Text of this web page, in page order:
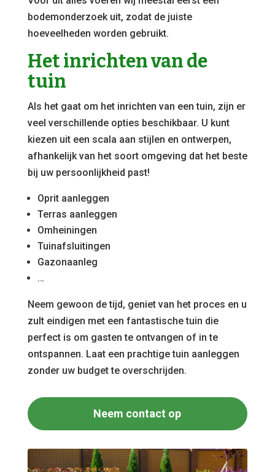
bodemonderzoek uit, zodat de juiste
hoeveelheden worden gebruikt.
Het inrichten van de
tuin
Als het gaat om het inrichten van een tuin, zijn er
veel verschillende opties beschikbaar. U kunt
kiezen uit een scala aan stijlen en ontwerpen,
afhankelijk van het soort omgeving dat het beste
bij uw persoonlijkheid past!
Oprit aanleggen
Terras aanleggen
Omheiningen
Tuinafsluitingen
Gazonaanleg
…
Neem gewoon de tijd, geniet van het proces en u
zult eindigen met een fantastische tuin die
perfect is om gasten te ontvangen of in te
ontspannen. Laat een prachtige tuin aanleggen
zonder uw budget te overschrijden.
Neem contact op